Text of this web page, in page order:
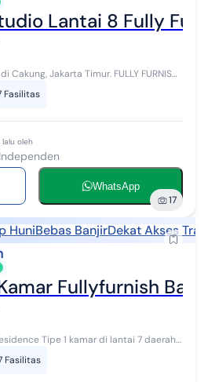
Lantai 8 Fully
Jakarta Timur. FULLY FURNISH
Dengan spesifikasinya adalah
Fasilitas
oleh
Independen
WhatsApp
17
HuniBebas BanjirDekat Akses
Fullyfurnish
Tipe 1 kamar di lantai 7 daerah
Fasilitas